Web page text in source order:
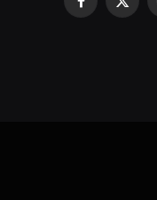
Facebook
X